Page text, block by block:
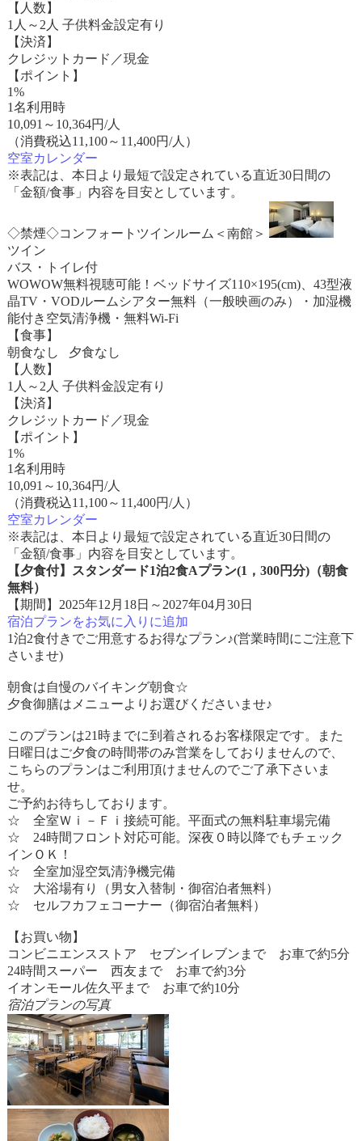
【人数】
1人～2人 子供料金設定有り
【決済】
クレジットカード／現金
【ポイント】
1%
1名利用時
10,091 ～ 10,364円/人
（消費税込11,100～11,400円/人）
空室カレンダー
※表記は、本日より最短で設定されている直近30日間の
「金額/食事」内容を目安としています。
◇禁煙◇コンフォートツインルーム＜南館＞
ツイン
バス・トイレ付
WOWOW無料視聴可能！ベッドサイズ110×195(cm)、43型液
晶TV・VODルームシアター無料（一般映画のみ）・加湿機
能付き空気清浄機・無料Wi-Fi
【食事】
朝食なし 夕食なし
【人数】
1人～2人 子供料金設定有り
【決済】
クレジットカード／現金
【ポイント】
1%
1名利用時
10,091 ～ 10,364円/人
（消費税込11,100～11,400円/人）
空室カレンダー
※表記は、本日より最短で設定されている直近30日間の
「金額/食事」内容を目安としています。
【夕食付】スタンダード1泊2食Aプラン(1，300円分)（朝食
無料）
【期間】2025年12月18日～2027年04月30日
宿泊プランをお気に入りに追加
1泊2食付きでご用意するお得なプラン♪(営業時間にご注意下
さいませ)
朝食は自慢のバイキング朝食☆
夕食御膳はメニューよりお選びくださいませ♪
このプランは21時までに到着されるお客様限定です。また
日曜日はご夕食の時間帯のみ営業をしておりませんので、
こちらのプランはご利用頂けませんのでご了承下さいま
せ。
ご予約お待ちしております。
☆ 全室Ｗｉ－Ｆｉ接続可能。平面式の無料駐車場完備
☆ 24時間フロント対応可能。深夜０時以降でもチェック
インＯＫ！
☆ 全室加湿空気清浄機完備
☆ 大浴場有り（男女入替制・御宿泊者無料）
☆ セルフカフェコーナー（御宿泊者無料）
【お買い物】
コンビニエンスストア セブンイレブンまで お車で約5分
24時間スーパー 西友まで お車で約3分
イオンモール佐久平まで お車で約10分
宿泊プランの写真